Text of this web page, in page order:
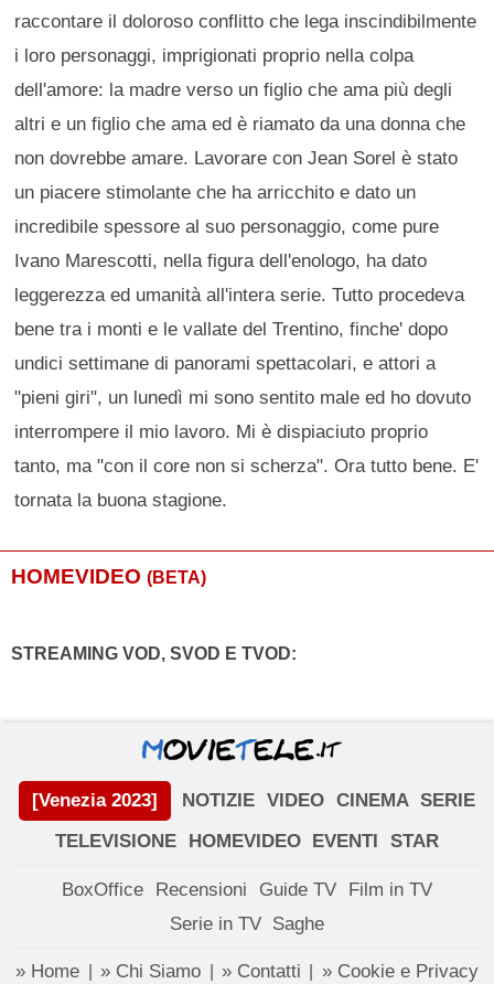
raccontare il doloroso conflitto che lega inscindibilmente
i loro personaggi, imprigionati proprio nella colpa
dell'amore: la madre verso un figlio che ama più degli
altri e un figlio che ama ed è riamato da una donna che
non dovrebbe amare. Lavorare con Jean Sorel è stato
un piacere stimolante che ha arricchito e dato un
incredibile spessore al suo personaggio, come pure
Ivano Marescotti, nella figura dell'enologo, ha dato
leggerezza ed umanità all'intera serie. Tutto procedeva
bene tra i monti e le vallate del Trentino, finche' dopo
undici settimane di panorami spettacolari, e attori a
"pieni giri", un lunedì mi sono sentito male ed ho dovuto
interrompere il mio lavoro. Mi è dispiaciuto proprio
tanto, ma "con il core non si scherza". Ora tutto bene. E'
tornata la buona stagione.
HOMEVIDEO (BETA)
STREAMING VOD, SVOD E TVOD:
[Venezia 2023] NOTIZIE VIDEO CINEMA SERIE
TELEVISIONE
HOMEVIDEO EVENTI STAR
BoxOffice Recensioni Guide TV
Film in TV
Serie in TV Saghe
» Home » Chi Siamo » Contatti » Cookie e Privacy